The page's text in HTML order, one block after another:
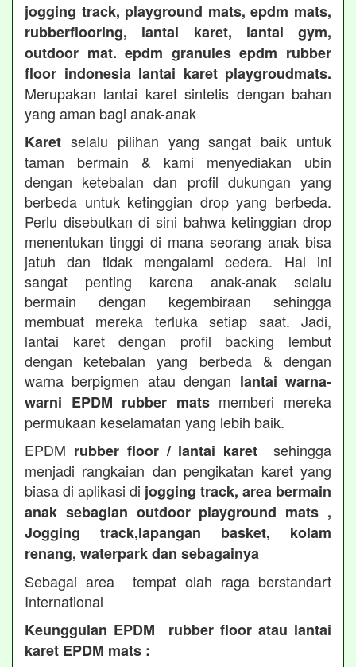
jogging track, playground mats, epdm mats,
rubberflooring, lantai karet, lantai gym,
outdoor mat. epdm granules epdm rubber
floor indonesia lantai karet playgroudmats.
Merupakan lantai karet sintetis dengan bahan
yang aman bagi anak-anak
Karet selalu pilihan yang sangat baik untuk
taman bermain & kami menyediakan ubin
dengan ketebalan dan profil dukungan yang
berbeda untuk ketinggian drop yang berbeda.
Perlu disebutkan di sini bahwa ketinggian drop
menentukan tinggi di mana seorang anak bisa
jatuh dan tidak mengalami cedera. Hal ini
sangat penting karena anak-anak selalu
bermain dengan kegembiraan sehingga
membuat mereka terluka setiap saat. Jadi,
lantai karet dengan profil backing lembut
dengan ketebalan yang berbeda & dengan
warna berpigmen atau dengan lantai warna-
warni EPDM rubber matsmemberi mereka
permukaan keselamatan yang lebih baik.
EPDM rubber floor / lantai karet sehingga
menjadi rangkaian dan pengikatan karet yang
biasa di aplikasi di jogging track, area bermain
anak sebagian outdoor playground mats ,
Jogging track,lapangan basket, kolam
renang, waterpark dan sebagainya
Sebagai area tempat olah raga berstandart
International
Keunggulan EPDM rubber floor atau lantai
karet EPDM mats :